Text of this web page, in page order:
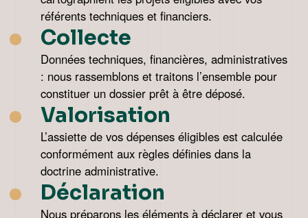
référents techniques et financiers.
Collecte
Données techniques, financières, administratives
: nous rassemblons et traitons l’ensemble pour
constituer un dossier prêt à être déposé.
Valorisation
L’assiette de vos dépenses éligibles est calculée
conformément aux règles définies dans la
doctrine administrative.
Déclaration
Nous préparons les éléments à déclarer et vous